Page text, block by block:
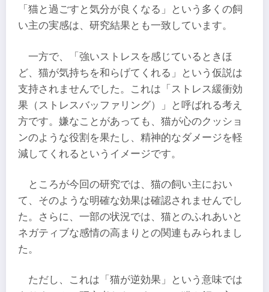
「猫と過ごすと気分が良くなる」という多くの飼
い主の実感は、研究結果とも一致しています。
一方で、「強いストレスを感じているときほ
ど、猫が気持ちを和らげてくれる」という仮説は
支持されませんでした。これは「ストレス緩衝効
果（ストレスバッファリング）」と呼ばれる考え
方です。嫌なことがあっても、猫が心のクッショ
ンのような役割を果たし、精神的なダメージを軽
減してくれるというイメージです。
ところが今回の研究では、猫の飼い主におい
て、そのような明確な効果は確認されませんでし
た。さらに、一部の状況では、猫とのふれあいと
ネガティブな感情の高まりとの関連もみられまし
た。
ただし、これは「猫が逆効果」という意味では